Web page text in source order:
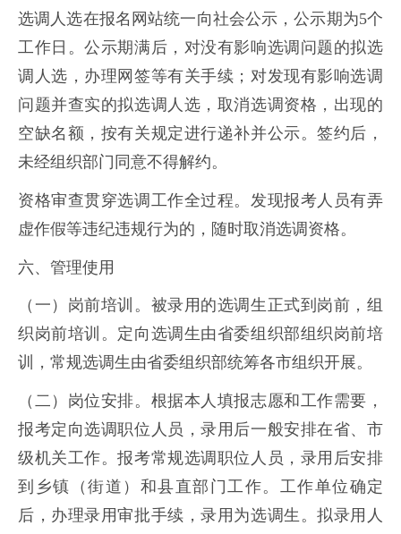
选调人选在报名网站统一向社会公示，公示期为5个
工作日。公示期满后，对没有影响选调问题的拟选
调人选，办理网签等有关手续；对发现有影响选调
问题并查实的拟选调人选，取消选调资格，出现的
空缺名额，按有关规定进行递补并公示。签约后，
未经组织部门同意不得解约。
资格审查贯穿选调工作全过程。发现报考人员有弄
虚作假等违纪违规行为的，随时取消选调资格。
六、管理使用
（一）岗前培训。被录用的选调生正式到岗前，组
织岗前培训。定向选调生由省委组织部组织岗前培
训，常规选调生由省委组织部统筹各市组织开展。
（二）岗位安排。根据本人填报志愿和工作需要，
报考定向选调职位人员，录用后一般安排在省、市
级机关工作。报考常规选调职位人员，录用后安排
到乡镇（街道）和县直部门工作。工作单位确定
后，办理录用审批手续，录用为选调生。拟录用人